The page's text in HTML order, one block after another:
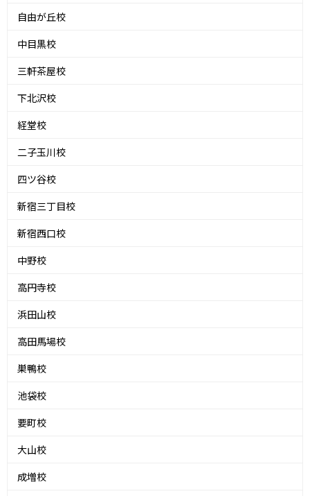
自由が丘校
中目黒校
三軒茶屋校
下北沢校
経堂校
二子玉川校
四ツ谷校
新宿三丁目校
新宿西口校
中野校
高円寺校
浜田山校
高田馬場校
巣鴨校
池袋校
要町校
大山校
成増校